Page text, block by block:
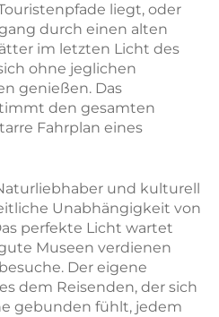
liegt, oder
durch einen alten
im letzten Licht des
ohne jeglichen
genießen. Das
den gesamten
Fahrplan eines
und kulturell
Unabhängigkeit von
perfekte Licht wartet
Museen verdienen
Der eigene
dem Reisenden, der sich
gebunden fühlt, jedem